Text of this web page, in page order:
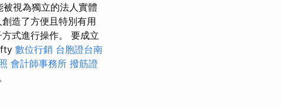
視為獨立的法人實體
造了方便且特別有用
式進行操作。 要成立
數位行銷 台胞證台南
會計師事務所 撥筋證